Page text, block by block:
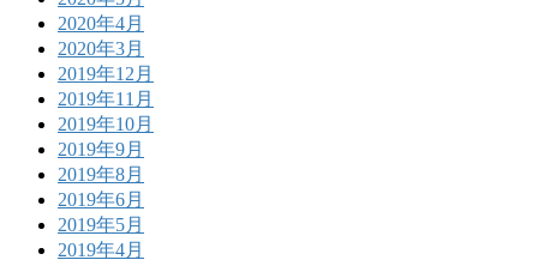
2020年4月
2020年3月
2019年12月
2019年11月
2019年10月
2019年9月
2019年8月
2019年6月
2019年5月
2019年4月